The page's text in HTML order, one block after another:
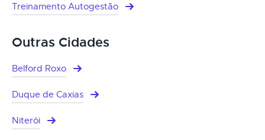
Treinamento Autogestão
Outras Cidades
Belford Roxo
Duque de Caxias
Niterói